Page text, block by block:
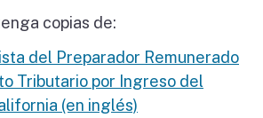
copias de:
del Preparador Remunerado
Tributario por Ingreso del
(en inglés)